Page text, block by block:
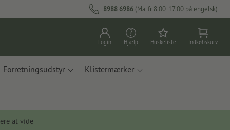
8988 6986 (Ma-fr 8.00-17.00 på engelsk)
Login Hjælp Huskeliste Indkøbskurv
Forretningsudstyr Klistermærker
at vide